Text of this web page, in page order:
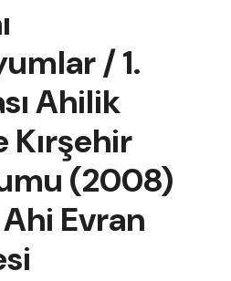
/1.
Ahilik
Kırşehir
(2008)
Evran